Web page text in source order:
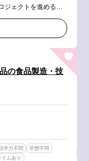
ジェクトを進めるこ
、グループの更なる
の食品製造・技
学力不問
学歴不問
イムあり